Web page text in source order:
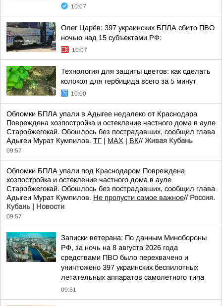
10:07
Олег Царёв: 397 украинских БПЛА сбито ПВО
ночью над 15 субъектами РФ:
10:07
Технология для защиты цветов: как сделать
колокол для гербицида всего за 5 минут
10:00
Обломки БПЛА упали в Адыгее недалеко от Краснодара
Повреждена хозпостройка и остекление частного дома в ауле
Старобжегокай. Обошлось без пострадавших, сообщил глава
Адыгеи Мурат Кумпилов. TГ | MAX | ВК// Живая Кубань
09:57
Обломки БПЛА упали под Краснодаром Повреждена
хозпостройка и остекление частного дома в ауле
Старобжегокай. Обошлось без пострадавших, сообщил глава
Адыгеи Мурат Кумпилов. Не пропусти самое важное// Россия.
Кубань | Новости
09:57
Записки ветерана: По данным Минобороны
РФ, за ночь на 8 августа 2026 года
средствами ПВО было перехвачено и
уничтожено 397 украинских беспилотных
летательных аппаратов самолетного типа
09:51